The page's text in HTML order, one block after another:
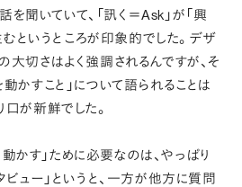
を聞いていて、「訊く＝Ask」が「興
というところが印象的でした。デザ
大切さはよく強調されるんですが、そ
かすこと」について語られることは
口が新鮮でした。
動かす」ために必要なのは、やっぱり
ビュー」というと、一方が他方に質問